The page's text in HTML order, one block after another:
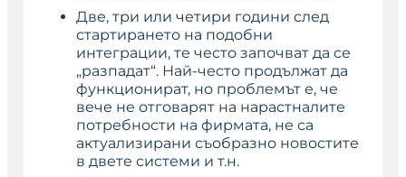
Две, три или четири години след
стартирането на подобни
интеграции, те често започват да се
„разпадат“. Най-често продължат да
функционират, но проблемът е, че
вече не отговарят на нарастналите
потребности на фирмата, не са
актуализирани съобразно новостите
в двете системи и т.н.